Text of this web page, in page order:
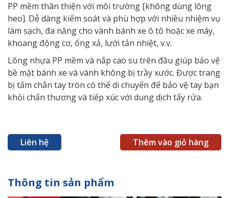
PP mềm thân thiện với môi trường [không dùng lông
heo]. Dễ dàng kiểm soát và phù hợp với nhiều nhiệm vụ
làm sạch, đa năng cho vành bánh xe ô tô hoặc xe máy,
khoang động cơ, ống xả, lưới tản nhiệt, v.v.
Lông nhựa PP mềm và nắp cao su trên đầu giúp bảo vệ
bề mặt bánh xe và vành không bị trầy xước. Được trang
bị tấm chắn tay tròn có thể di chuyển để bảo vệ tay bạn
khỏi chấn thương và tiếp xúc với dung dịch tẩy rửa.
Liên hệ Thêm vào giỏ hàng
Thông tin sản phẩm